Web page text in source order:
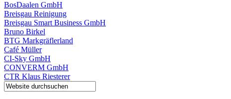
BosDaalen GmbH
Breisgau Reinigung
Breisgau Smart Business GmbH
Bruno Birkel
BTG Markgräflerland
Café Müller
CI-Sky GmbH
CONVERM GmbH
CTR Klaus Riesterer